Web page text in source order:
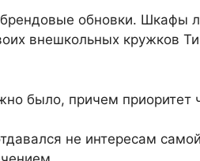
обновки. Шкафы
внешкольных кружков
было, причем приоритет
не интересам